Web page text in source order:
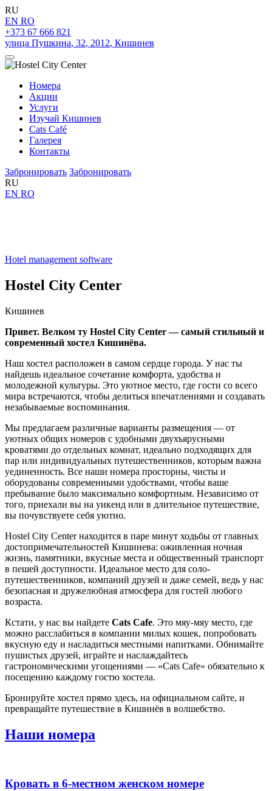
RU
EN RO
+373 67 666 821
улица Пушкина, 32, 2012, Кишинев
Номера
Акции
Услуги
Изучай Кишинев
Cats Café
Галерея
Контакты
Забронировать Забронировать
RU
EN RO
Hotel management software
Hostel City Center
Кишинев
Привет. Велком ту Hostel City Center — самый стильный и
современный хостел Кишинёва.
Наш хостел расположен в самом сердце города. У нас ты
найдешь идеальное сочетание комфорта, удобства и
молодежной культуры. Это уютное место, где гости со всего
мира встречаются, чтобы делиться впечатлениями и создавать
незабываемые воспоминания.
Мы предлагаем различные варианты размещения — от
уютных общих номеров с удобными двухъярусными
кроватями до отдельных комнат, идеально подходящих для
пар или индивидуальных путешественников, которым важна
уединенность. Все наши номера просторны, чисты и
оборудованы современными удобствами, чтобы ваше
пребывание было максимально комфортным. Независимо от
того, приехали вы на уикенд или в длительное путешествие,
вы почувствуете себя уютно.
Hostel City Center находится в паре минут ходьбы от главных
достопримечательностей Кишинева: оживленная ночная
жизнь, памятники, вкусные места и общественный транспорт
в пешей доступности. Идеальное место для соло-
путешественников, компаний друзей и даже семей, ведь у нас
безопасная и дружелюбная атмосфера для гостей любого
возраста.
Кстати, у нас вы найдете Cats Cafe. Это мяу-мяу место, где
можно расслабиться в компании милых кошек, попробовать
вкусную еду и насладиться местными напитками. Обнимайте
пушистых друзей, играйте и наслаждайтесь
гастрономическими угощениями — «Cats Cafe» обязательно к
посещению каждому гостю хостела.
Бронируйте хостел прямо здесь, на официальном сайте, и
превращайте путешествие в Кишинёв в волшебство.
Наши номера
Кровать в 6-местном женском номере